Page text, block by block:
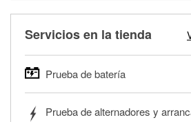
Servicios en la tienda
Prueba de batería
autos, camionetas, SUVs, vehículos
Prueba de alternadores y